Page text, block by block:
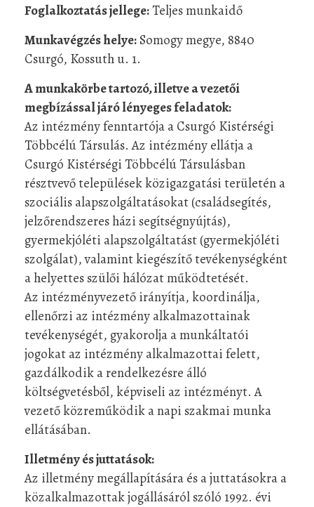
Foglalkoztatás jellege: Teljes munkaidő
Munkavégzés helye: Somogy megye, 8840
Csurgó, Kossuth u. 1.
A munkakörbe tartozó, illetve a vezetői
megbízással járó lényeges feladatok:
Az intézmény fenntartója a Csurgó Kistérségi
Többcélú Társulás. Az intézmény ellátja a
Csurgó Kistérségi Többcélú Társulásban
résztvevő települések közigazgatási területén a
szociális alapszolgáltatásokat (családsegítés,
jelzőrendszeres házi segítségnyújtás),
gyermekjóléti alapszolgáltatást (gyermekjóléti
szolgálat), valamint kiegészítő tevékenységként
a helyettes szülői hálózat működtetését.
Az intézményvezető irányítja, koordinálja,
ellenőrzi az intézmény alkalmazottainak
tevékenységét, gyakorolja a munkáltatói
jogokat az intézmény alkalmazottai felett,
gazdálkodik a rendelkezésre álló
költségvetésből, képviseli az intézményt. A
vezető közreműködik a napi szakmai munka
ellátásában.
Illetmény és juttatások:
Az illetmény megállapítására és a juttatásokra a
közalkalmazottak jogállásáról szóló 1992. évi